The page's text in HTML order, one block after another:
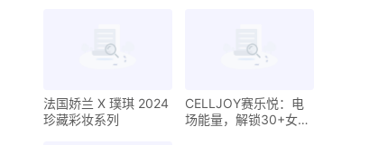
法国娇兰 X 璞琪 2024
珍藏彩妆系列
CELLJOY赛乐悦：电
场能量，解锁30+女生